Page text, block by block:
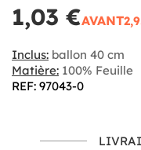
1,03 €AVANT
Inclus: ballon 40 cm
Matière: 100% Feuille
REF: 97043-0